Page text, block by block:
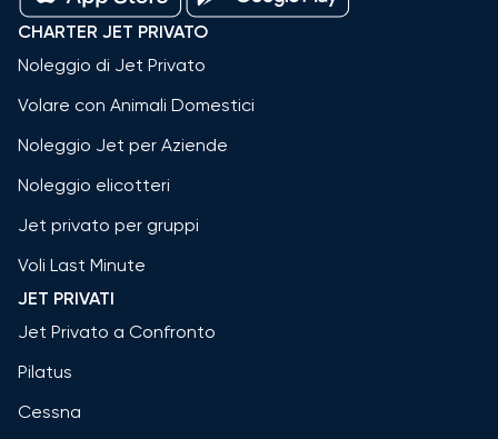
CHARTER JET PRIVATO
Noleggio di Jet Privato
Volare con Animali Domestici
Noleggio Jet per Aziende
Noleggio elicotteri
Jet privato per gruppi
Voli Last Minute
JET PRIVATI
Jet Privato a Confronto
Pilatus
Cessna